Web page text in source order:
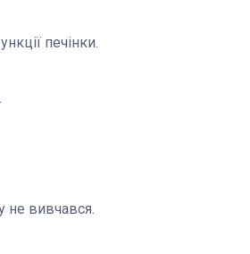
печінки.
не вивчався.